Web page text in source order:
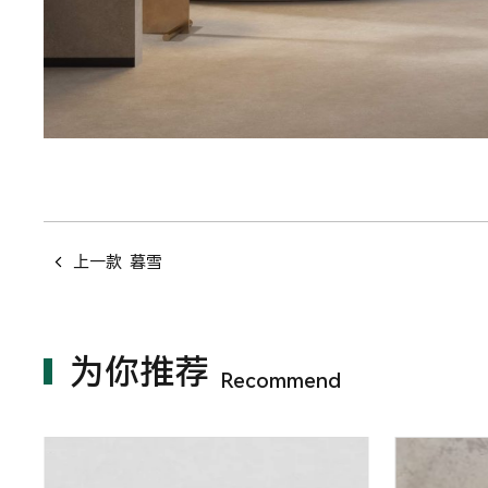
上一款 暮雪
为你推荐 Recommend